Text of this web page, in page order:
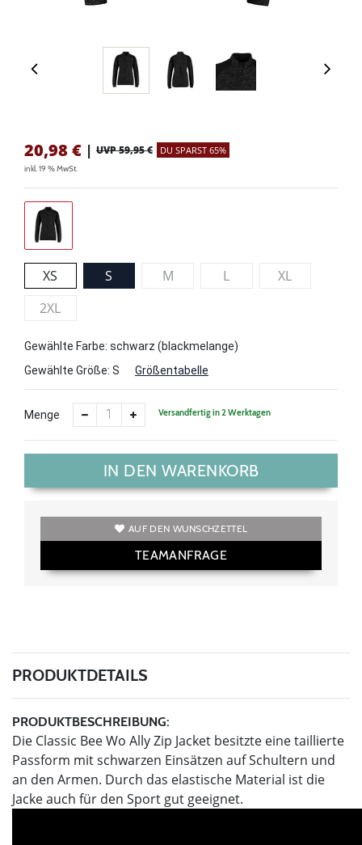
20,98 € | UVP 59,95 € DU SPARST 65%
inkl. 19 % MwSt.
XS S M L
XL
2XL
Gewählte Farbe: schwarz (blackmelange)
Gewählte Größe: S Größentabelle
Menge Versandfertig in 2 Werktagen
IN DEN WARENKORB
AUF DEN WUNSCHZETTEL
TEAMANFRAGE
PRODUKTDETAILS
PRODUKTBESCHREIBUNG:
Die Classic Bee Wo Ally Zip Jacket besitzte eine taillierte
Passform mit schwarzen Einsätzen auf Schultern und
an den Armen. Durch das elastische Material ist die
Jacke auch für den Sport gut geeignet.